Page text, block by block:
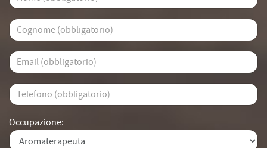
Occupazione: